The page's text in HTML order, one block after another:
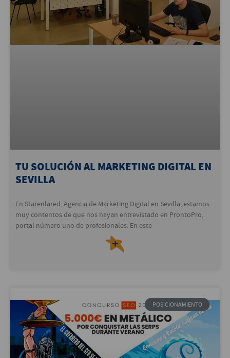
TU SOLUCIÓN AL MARKETING DIGITAL EN
SEVILLA
En Starenlared, Agencia de Marketing Digital en Sevilla, estamos
muy contentos de que nos hayan entrevistado en ProntoPro,
portal número uno de profesionales. En este
＋
POSICIONAMIENTO